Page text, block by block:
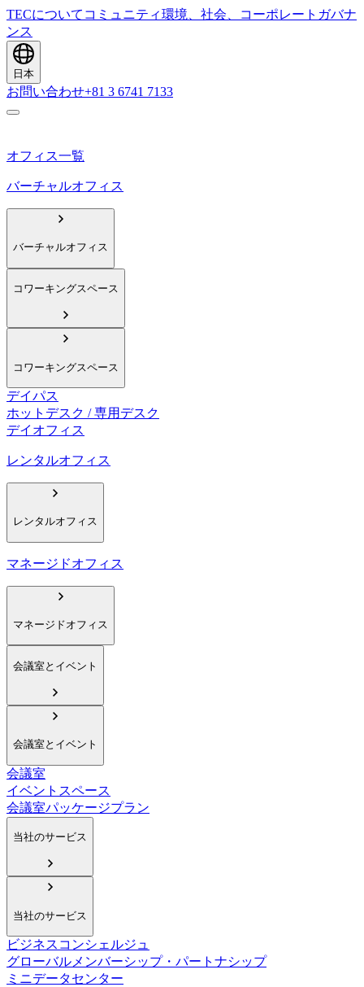
TECについて コミュニティ環境、社会、コーポレートガバナ
ンス
日本
お問い合わせ+81 3 6741 7133
オフィス一覧
バーチャルオフィス
バーチャルオフィス
コワーキングスペース
コワーキングスペース
デイパス
ホットデスク / 専用デスク
デイオフィス
レンタルオフィス
レンタルオフィス
マネージドオフィス
マネージドオフィス
会議室とイベント
会議室とイベント
会議室
イベントスペース
会議室パッケージプラン
当社のサービス
当社のサービス
ビジネスコンシェルジュ
グローバルメンバーシップ・パートナシップ
ミニデータセンター